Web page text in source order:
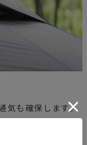
気も確保します。
状況に応じ室内か